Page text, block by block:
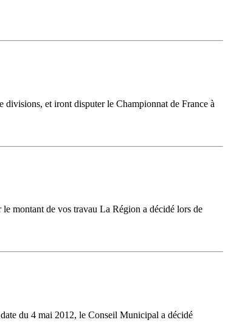
divisions, et iront disputer le Championnat de France à
montant de vos travau La Région a décidé lors de
du 4 mai 2012, le Conseil Municipal a décidé